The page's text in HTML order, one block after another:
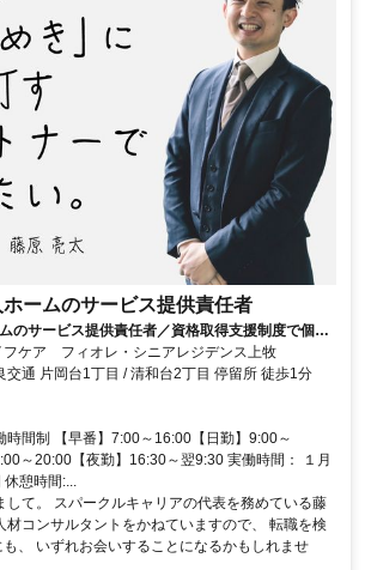
ームのサービス提供責任者
のサービス提供責任者／資格取得支援制度で個々
します！／ブランクありでも安心の丁寧なサポー
フケア フィオレ・シニアレジデンス上牧
交通 片岡台1丁目 / 清和台2丁目 停留所 徒歩1分
時間制 【早番】7:00～16:00【日勤】9:00～
～20:00【夜勤】16:30～翌9:30 実働時間： １月
憩時間:...
して。 スパークルキャリアの代表を務めている藤
材コンサルタントをかねていますので、 転職を検
、 いずれお会いすることになるかもしれませ